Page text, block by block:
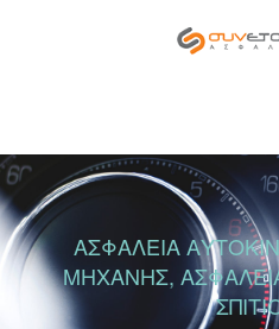
ΑΣΦΑΛΕΙΑ
ΜΗΧΑΝΗΣ,